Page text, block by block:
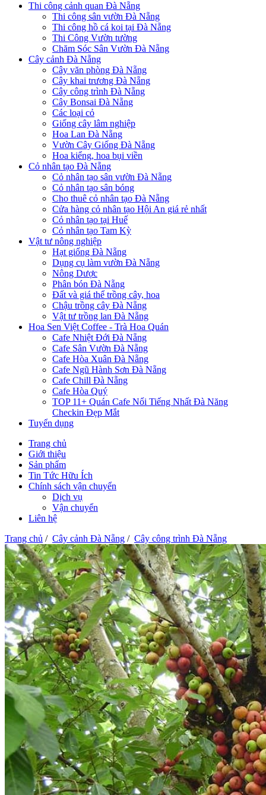
Thi công cảnh quan Đà Nẵng
Thi công sân vườn Đà Nẵng
Thi công hồ cá koi tại Đà Nẵng
Thi Công Vườn tường
Chăm Sóc Sân Vườn Đà Nẵng
Cây cảnh Đà Nẵng
Cây văn phòng Đà Nẵng
Cây khai trương Đà Nẵng
Cây công trình Đà Nẵng
Cây Bonsai Đà Nẵng
Các loại cỏ
Giống cây lâm nghiệp
Hoa Lan Đà Nẵng
Vườn Cây Giống Đà Nẵng
Hoa kiểng, hoa bụi viền
Cỏ nhân tạo Đà Nẵng
Cỏ nhân tạo sân vườn Đà Nẵng
Cỏ nhân tạo sân bóng
Cho thuê cỏ nhân tạo Đà Nẵng
Cửa hàng cỏ nhân tạo Hội An giá rẻ nhất
Cỏ nhân tạo tại Huế
Cỏ nhân tạo Tam Kỳ
Vật tư nông nghiệp
Hạt giống Đà Nẵng
Dụng cụ làm vườn Đà Nẵng
Nông Dược
Phân bón Đà Nẵng
Đất và giá thể trồng cây, hoa
Chậu trồng cây Đà Nẵng
Vật tư trồng lan Đà Nẵng
Hoa Sen Việt Coffee - Trà Hoa Quán
Cafe Nhiệt Đới Đà Nẵng
Cafe Sân Vườn Đà Nẵng
Cafe Hòa Xuân Đà Nẵng
Cafe Ngũ Hành Sơn Đà Nẵng
Cafe Chill Đà Nẵng
Cafe Hòa Quý
TOP 11+ Quán Cafe Nổi Tiếng Nhất Đà Năng
Checkin Đẹp Mắt
Tuyển dụng
Trang chủ
Giới thiệu
Sản phẩm
Tin Tức Hữu Ích
Chính sách vận chuyển
Dịch vụ
Vận chuyển
Liên hệ
Trang chủ / Cây cảnh Đà Nẵng / Cây công trình Đà Nẵng